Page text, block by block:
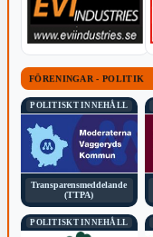
FÖRENINGAR - POLITIK
POLITISKT INNEHÅLL
Transparensmeddelande
(TTPA)
POLITISKT INNEHÅLL